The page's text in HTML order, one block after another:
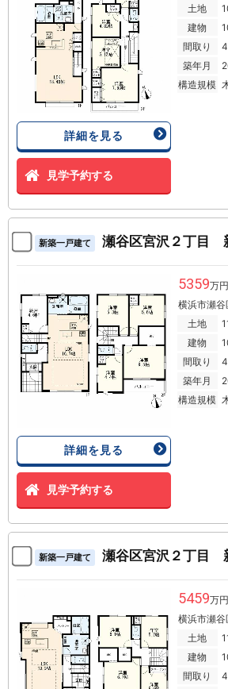
詳細を見る
見学予約する
土地
建物
間取り
築年月
構造規模
新築一戸建て 瀬谷区宮沢２丁目
詳細を見る
見学予約する
5359万円
横浜市瀬
土地
建物
間取り
築年月
構造規模
新築一戸建て 瀬谷区宮沢２丁目
5459万円
横浜市瀬
土地
建物
間取り